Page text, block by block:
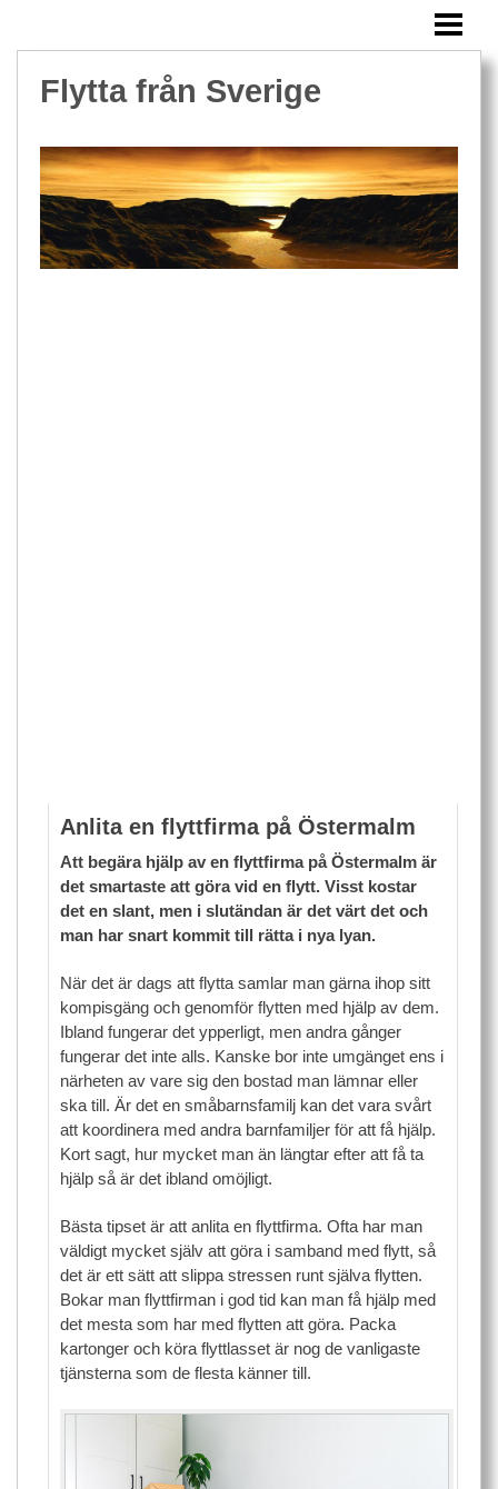
FLYTTA UTOMLANDS MED BARN
FLYTTA TILL ENGLAND
FLYTTA TILL DANMARK
FLYTTA TILL FINLAND
Flytta från Sverige
Anlita en flyttfirma på Östermalm
Att begära hjälp av en flyttfirma på Östermalm är
det smartaste att göra vid en flytt. Visst kostar
det en slant, men i slutändan är det värt det och
man har snart kommit till rätta i nya lyan.
När det är dags att flytta samlar man gärna ihop sitt
kompisgäng och genomför flytten med hjälp av dem.
Ibland fungerar det ypperligt, men andra gånger
fungerar det inte alls. Kanske bor inte umgänget ens i
närheten av vare sig den bostad man lämnar eller
ska till. Är det en småbarnsfamilj kan det vara svårt
att koordinera med andra barnfamiljer för att få hjälp.
Kort sagt, hur mycket man än längtar efter att få ta
hjälp så är det ibland omöjligt.
Bästa tipset är att anlita en flyttfirma. Ofta har man
väldigt mycket själv att göra i samband med flytt, så
det är ett sätt att slippa stressen runt själva flytten.
Bokar man flyttfirman i god tid kan man få hjälp med
det mesta som har med flytten att göra. Packa
kartonger och köra flyttlasset är nog de vanligaste
tjänsterna som de flesta känner till.